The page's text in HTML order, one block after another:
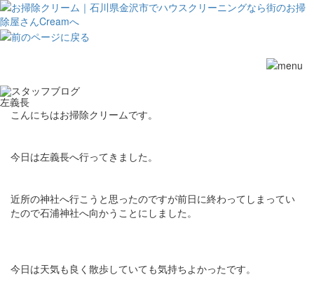
Toggle
左義長
こんにちはお掃除クリームです。
今日は左義長へ行ってきました。
近所の神社へ行こうと思ったのですが前日に終わってしまってい
たので石浦神社へ向かうことにしました。
今日は天気も良く散歩していても気持ちよかったです。